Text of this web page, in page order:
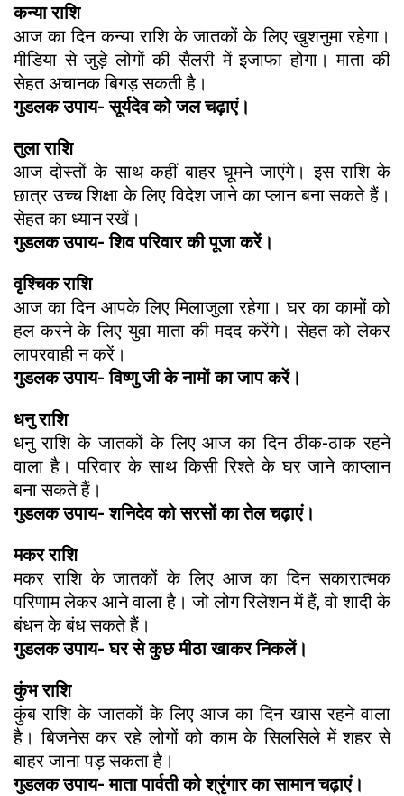
कन्या राशि
आज का दिन कन्या राशि के जातकों के लिए खुशनुमा रहेगा।
मीडिया से जुड़े लोगों की सैलरी में इजाफा होगा। माता की
सेहत अचानक बिगड़ सकती है।
गुडलक उपाय- सूर्यदेव को जल चढ़ाएं।
तुला राशि
आज दोस्तों के साथ कहीं बाहर घूमने जाएंगे। इस राशि के
छात्र उच्च शिक्षा के लिए विदेश जाने का प्लान बना सकते हैं।
सेहत का ध्यान रखें।
गुडलक उपाय- शिव परिवार की पूजा करें।
वृश्चिक राशि
आज का दिन आपके लिए मिलाजुला रहेगा। घर का कामों को
हल करने के लिए युवा माता की मदद करेंगे। सेहत को लेकर
लापरवाही न करें।
गुडलक उपाय- विष्णु जी के नामों का जाप करें।
धनु राशि
धनु राशि के जातकों के लिए आज का दिन ठीक-ठाक रहने
वाला है। परिवार के साथ किसी रिश्ते के घर जाने काप्लान
बना सकते हैं।
गुडलक उपाय- शनिदेव को सरसों का तेल चढ़ाएं।
मकर राशि
मकर राशि के जातकों के लिए आज का दिन सकारात्मक
परिणाम लेकर आने वाला है। जो लोग रिलेशन में हैं, वो शादी के
बंधन के बंध सकते हैं।
गुडलक उपाय- घर से कुछ मीठा खाकर निकलें।
कुंभ राशि
कुंब राशि के जातकों के लिए आज का दिन खास रहने वाला
है। बिजनेस कर रहे लोगों को काम के सिलसिले में शहर से
बाहर जाना पड़ सकता है।
गुडलक उपाय- माता पार्वती को श्रृंगार का सामान चढ़ाएं।